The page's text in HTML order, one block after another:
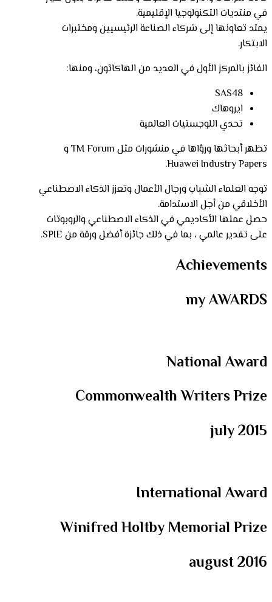
في منتديات التكنولوجيا الإقليمية.
يمتد تعاونها إلى شركاء الصناعة الرئيسيين ومختبرات
الابتكار.
الفائز بالمركز الأول في العديد من الهاكاثون، ومنها:
SAS48
ايروهاك
تحدي اللوجستيات العالمية
تظهر أبحاثها ورؤاها في منشورات مثل TM Forum و
Huawei Industry Papers.
توجه العلماء الشباب ورجال الأعمال وتعزز الذكاء الاصطناعي
الأخلاقي من أجل الاستدامة.
حصل عملها الأكاديمي في الذكاء الاصطناعي والروبوتات
على تقدير عالمي ، بما في ذلك جائزة أفضل ورقة من SPIE.
Achievements
my AWARDS
National Award
Commonwealth Writers Prize
july 2015
International Award
Winifred Holtby Memorial Prize
august 2016